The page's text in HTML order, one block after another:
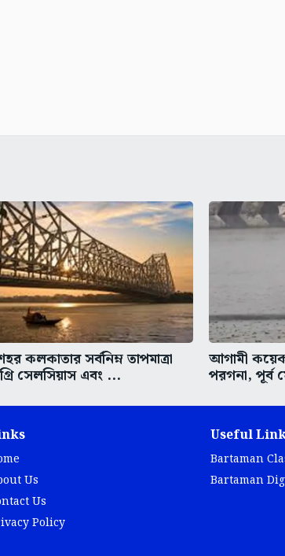
কলকাতার সর্বনিম্ন তাপমাত্রা
সেলসিয়াস এবং ...
আগামী কয়েক
পরগনা, পূর্ব
Us
Us
Policy
Useful
Bartaman
Bartaman